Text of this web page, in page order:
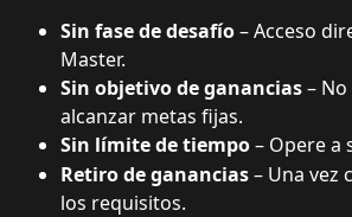
Sin fase de desafío – Acceso
Master.
Sin objetivo de ganancias –
alcanzar metas fijas.
Sin límite de tiempo – Opere a
Retiro de ganancias – Una vez
los requisitos.